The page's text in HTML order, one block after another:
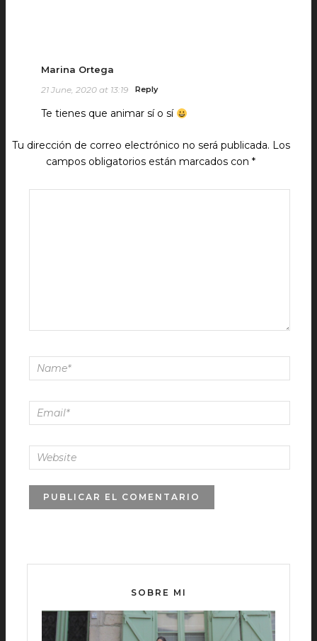
Marina Ortega
21 June, 2020 at 13:19 Reply
Te tienes que animar sí o sí
Tu dirección de correo electrónico no será publicada. Los
campos obligatorios están marcados con*
SOBRE MI